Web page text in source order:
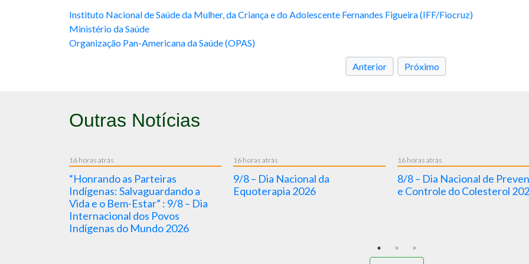
Instituto Nacional de Saúde da Mulher, da Criança e do Adolescente Fernandes Figueira (IFF/Fiocruz)
Ministério da Saúde
Organização Pan-Americana da Saúde (OPAS)
Anterior Próximo
Outras Notícias
artificial
4 dias atrás
5/8 – Dia Nacional da Vigilância
Sanitária 2026
4 dias atrás
5/8 – Dia Nacional da Saúde 2026
/ Nascimento de Oswaldo Cruz
4 dias atrás
Projeto Pode Falar
Meu SUS Digital e amplia